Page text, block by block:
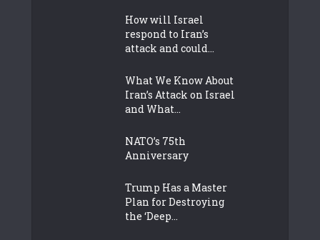
How will Israel
respond to Iran’s
attack and could...
What We Know About
Iran’s Attack on Israel
and What...
NATO’s 75th
Anniversary
Trump Has a Master
Plan for Destroying
the ‘Deep...